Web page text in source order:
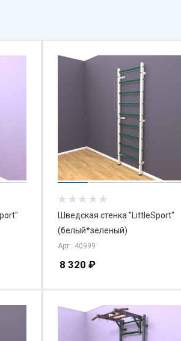
Шведская стенка "LittleSport"
(белый*зеленый)
Арт.: 40999
8 320 ₽